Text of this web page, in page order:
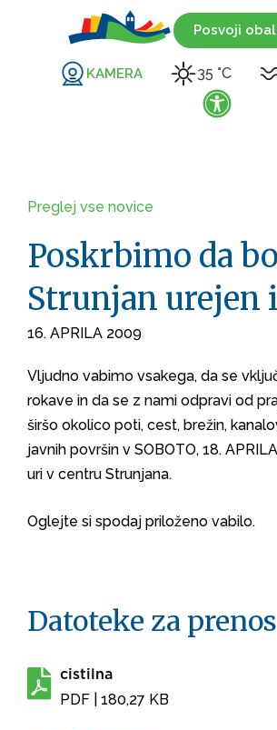
Posvoji
KAMERA 35 °C
Preglej vse novice
Poskrbimo da bo
Strunjan urejen
16. APRILA 2009
Vljudno vabimo vsakega, da se
rokave in da se z nami odpravi od
širšo okolico poti, cest, brežin,
javnih površin v SOBOTO, 18.
uri v centru Strunjana.
Oglejte si spodaj priloženo vabilo.
Datoteke za prenos
cistilna
PDF | 180,27 KB